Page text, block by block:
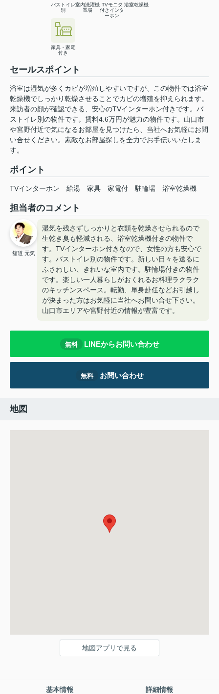
バストイレ
別
室内洗濯機
置場
TVモニタ
付きインタ
ーホン
浴室乾燥機
家具・家電
付き
セールスポイント
浴室は湿気が多くカビが増殖しやすいですが、この物件では浴室
乾燥機でしっかり乾燥させることでカビの増殖を抑えられます。
来訪者の顔が確認できる、安心のTVインターホン付きです。バ
ストイレ別の物件です。賃料4.6万円が魅力の物件です。山口市
や宮野付近で気になるお部屋を見つけたら、当社へお気軽にお問
い合せください。素敵なお部屋探しを全力でお手伝いいたしま
す。
ポイント
TVインターホン 給湯 家具 家電付 駐輪場 浴室乾燥機
担当者のコメント
舘道 元気
湿気を残さずしっかりと衣類を乾燥させられるので
生乾き臭も軽減される、浴室乾燥機付きの物件で
す。TVインターホン付きなので、女性の方も安心で
す。バストイレ別の物件です。新しい日々を送るに
ふさわしい、きれいな室内です。駐輪場付きの物件
です。楽しい一人暮らしがおくれるお料理ラクラク
のキッチンスペース。転勤、単身赴任などお引越し
が決まった方はお気軽に当社へお問い合せ下さい。
山口市エリアや宮野付近の情報が豊富です。
無料 LINEからお問い合わせ
無料 お問い合わせ
地図
地図アプリで見る
基本情報 詳細情報